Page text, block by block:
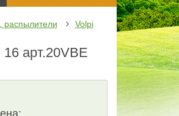
распылители Volpi
арт.20VBE